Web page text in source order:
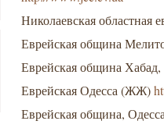
Николаевская областная
Еврейская община
Еврейская община
Еврейская Одесса (ЖЖ)
Еврейская община,